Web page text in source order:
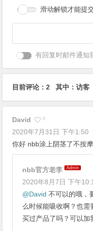
滑动解锁才能提
有回复时邮件通知
目前评论：2 其中：访
David 0
2020年7月31日 下午1:50
你好 nbb涂上阴茎了不按
nbb官方老李 Admin
2020年8月7日 下午
@David 不可以的哦，
么时候能吸收啊？也需
买过产品了吗？可以加